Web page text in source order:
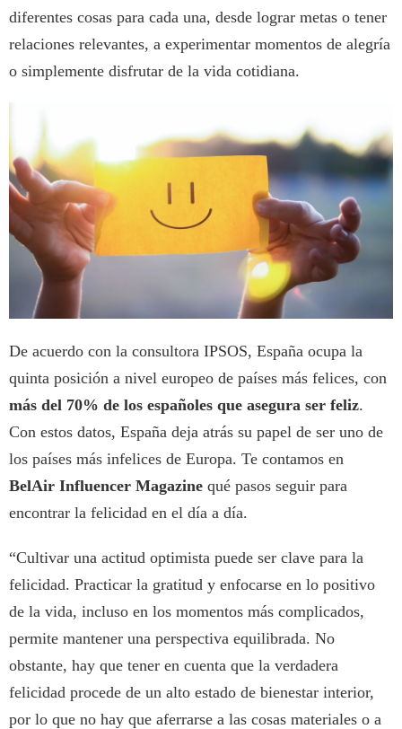
diferentes cosas para cada una, desde lograr metas o tener
relaciones relevantes, a experimentar momentos de alegría
o simplemente disfrutar de la vida cotidiana.
De acuerdo con la consultora IPSOS, España ocupa la
quinta posición a nivel europeo de países más felices, con
más del 70% de los españoles que asegura ser feliz.
Con estos datos, España deja atrás su papel de ser uno de
los países más infelices de Europa. Te contamos en
BelAir Influencer Magazine qué pasos seguir para
encontrar la felicidad en el día a día.
“Cultivar una actitud optimista puede ser clave para la
felicidad. Practicar la gratitud y enfocarse en lo positivo
de la vida, incluso en los momentos más complicados,
permite mantener una perspectiva equilibrada. No
obstante, hay que tener en cuenta que la verdadera
felicidad procede de un alto estado de bienestar interior,
por lo que no hay que aferrarse a las cosas materiales o a